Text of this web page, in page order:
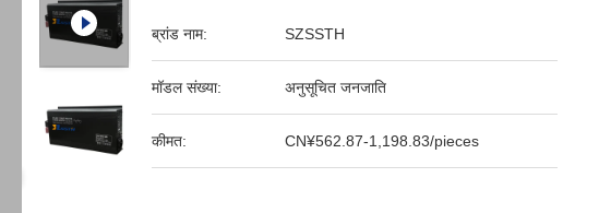
ब्रांड नाम: SZSSTH
मॉडल संख्या: अनुसूचित जनजाति
कीमत: CN¥562.87-1,198.83/pieces